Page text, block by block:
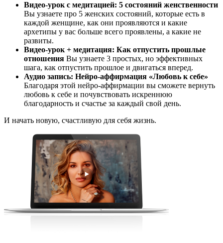
Видео-урок с медитацией: 5 состояний женственности
Вы узнаете про 5 женских состояний, которые есть в
каждой женщине, как они проявляются и какие
архетипы у вас больше всего проявлены, а какие не
развиты.
Видео-урок + медитация: Как отпустить прошлые
отношения Вы узнаете 3 простых, но эффективных
шага, как отпустить прошлое и двигаться вперед.
Аудио запись: Нейро-аффирмация «Любовь к себе»
Благодаря этой нейро-аффирмации вы сможете вернуть
любовь к себе и почувствовать искреннюю
благодарность и счастье за каждый свой день.
И начать новую, счастливую для себя жизнь.